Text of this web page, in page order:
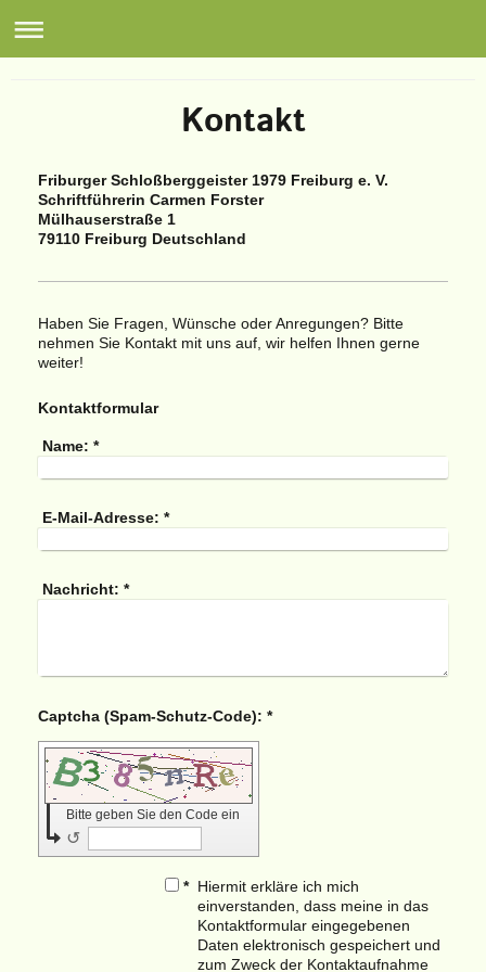
Kontakt
Friburger Schloßberggeister 1979 Freiburg e. V.
Schriftführerin Carmen Forster
Mülhauserstraße 1
79110 Freiburg Deutschland
Haben Sie Fragen, Wünsche oder Anregungen? Bitte
nehmen Sie Kontakt mit uns auf, wir helfen Ihnen gerne
weiter!
Kontaktformular
Name: *
E-Mail-Adresse: *
Nachricht: *
Captcha (Spam-Schutz-Code): *
Bitte geben Sie den Code ein
↺
* Hiermit erkläre ich mich
einverstanden, dass meine in das
Kontaktformular eingegebenen
Daten elektronisch gespeichert und
zum Zweck der Kontaktaufnahme